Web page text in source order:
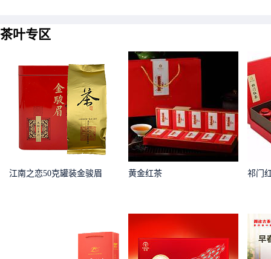
茶叶专区
江南之恋50克罐装金骏眉 黄金红茶 祁门